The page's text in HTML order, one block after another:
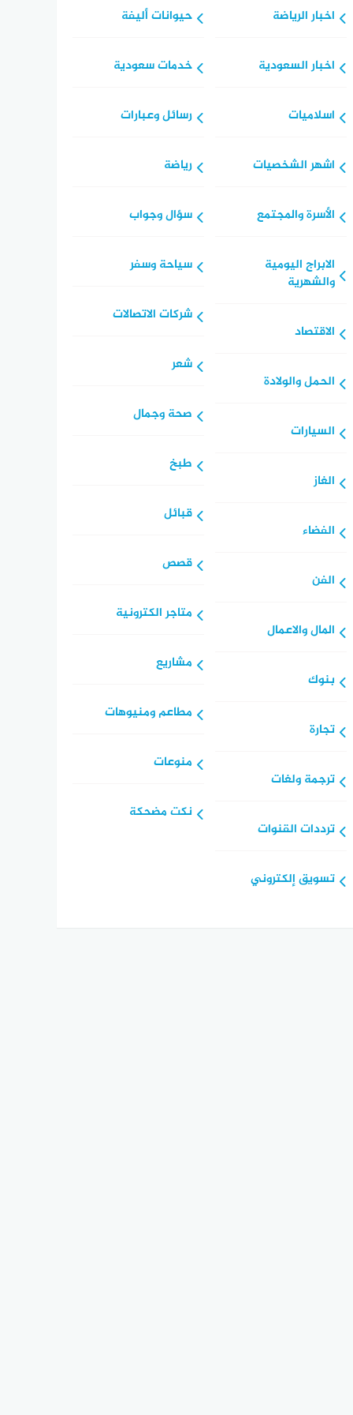
اخبار الرياضة
اخبار السعودية
اسلاميات
اشهر الشخصيات
الأسرة والمجتمع
الابراج اليومية
والشهرية
الاقتصاد
الحمل والولادة
السيارات
الغاز
الفضاء
الفن
المال والاعمال
بنوك
تجارة
ترجمة ولغات
ترددات القنوات
تسويق إلكتروني
حيوانات أليفة
خدمات سعودية
رسائل وعبارات
رياضة
سؤال وجواب
سياحة وسفر
شركات الاتصالات
شعر
صحة وجمال
طبخ
قبائل
قصص
متاجر الكترونية
مشاريع
مطاعم ومنيوهات
منوعات
نكت مضحكة